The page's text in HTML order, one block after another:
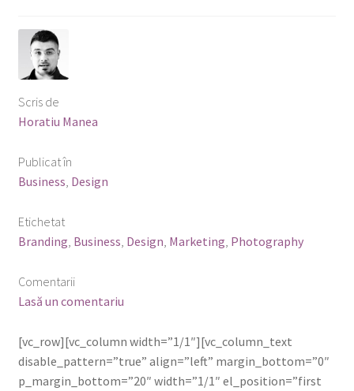
Scris de
Horatiu Manea
Publicat în
Business, Design
Etichetat
Branding, Business, Design, Marketing, Photography
Comentarii
Lasă un comentariu
[vc_row][vc_column width=”1/1″][vc_column_text
disable_pattern=”true” align=”left” margin_bottom=”0″
p_margin_bottom=”20″ width=”1/1″ el_position=”first